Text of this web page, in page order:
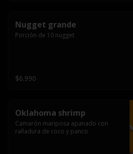
Nugget grande
Porción de 10 nugget
$6.990
Oklahoma shrimp
Camarón mariposa apanado con
ralladura de coco y panco